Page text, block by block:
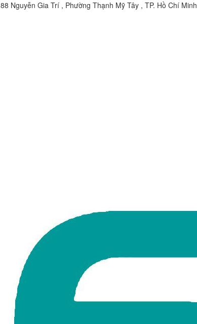
88 Nguyễn Gia Trí , Phường Thạnh Mỹ Tây , TP. Hồ Chí Minh